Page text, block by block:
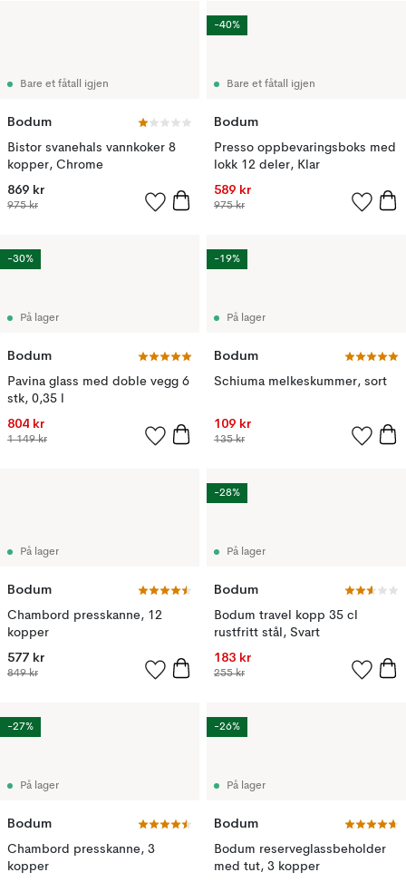
Bare et fåtall igjen
Bodum
Bistor svanehals vannkoker 8
kopper, Chrome
869 kr
975 kr
Bare et fåtall igjen
Bodum
Presso oppbevaringsboks med
lokk 12 deler, Klar
589 kr
975 kr
-40%
På lager
Bodum
Pavina glass med doble vegg 6
stk, 0,35 l
804 kr
1 149 kr
-30%
På lager
Bodum
Schiuma melkeskummer, sort
109 kr
135 kr
-19%
På lager
Bodum
Chambord presskanne, 12
kopper
577 kr
849 kr
På lager
Bodum
Bodum travel kopp 35 cl
rustfritt stål, Svart
183 kr
255 kr
-28%
På lager
Bodum
Chambord presskanne, 3
kopper
-27%
På lager
Bodum
Bodum reserveglassbeholder
med tut, 3 kopper
-26%